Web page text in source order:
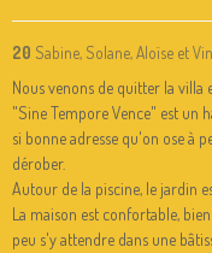
20 Sabine, Solane, Aloïse et
Nous venons de quitter la villa
"Sine Tempore Vence" est un
si bonne adresse qu'on ose à
dérober.
Autour de la piscine, le jardin
La maison est confortable,
peu s'y attendre dans une